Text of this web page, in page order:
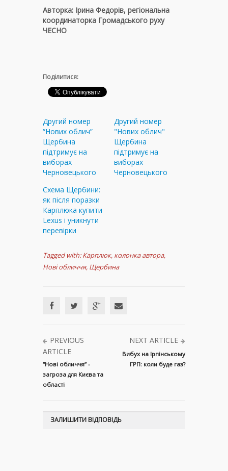
Авторка: Ірина Федорів, регіональна
координаторка Громадського руху
ЧЕСНО
Поділитися:
Другий номер
“Нових облич”
Щербина
підтримує на
виборах
Черновецького
Другий номер
"Нових облич"
Щербина
підтримує на
виборах
Черновецького
Схема Щербини:
як після поразки
Карплюка купити
Lexus і уникнути
перевірки
Tagged with: Карплюк, колонка автора,
Нові обличчя, Щербина
PREVIOUS
ARTICLE
“Нові обличчя” -
загроза для Києва та
області
NEXT ARTICLE
Вибух на Ірпінському
ГРП: коли буде газ?
ЗАЛИШИТИ ВІДПОВІДЬ